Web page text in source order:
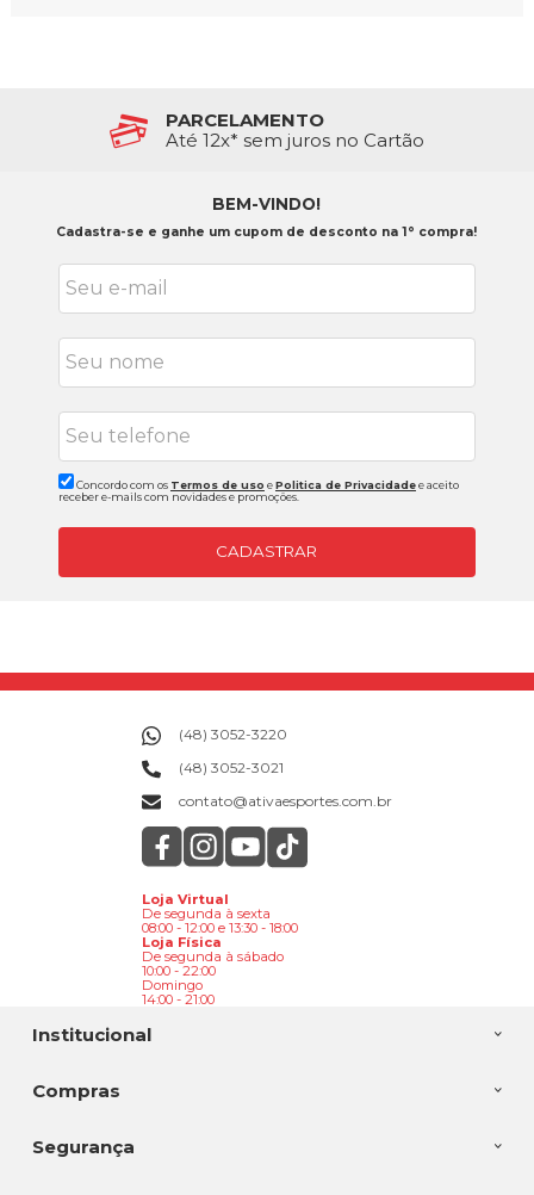
PARCELAMENTO
Até 12x* sem juros no Cartão
BEM-VINDO!
Cadastra-se e ganhe um cupom de desconto na 1° compra!
Concordo com os Termos de uso ePolitica de Privacidadee aceito
receber e-mails com novidades e promoções.
CADASTRAR
Institucional
Compras
(48) 3052-3220
(48) 3052-3021
contato@ativaesportes.com.br
Loja Virtual
De segunda à sexta
08:00 - 12:00 e 13:30 - 18:00
Loja Física
De segunda à sábado
10:00 - 22:00
Domingo
14:00 - 21:00
Segurança